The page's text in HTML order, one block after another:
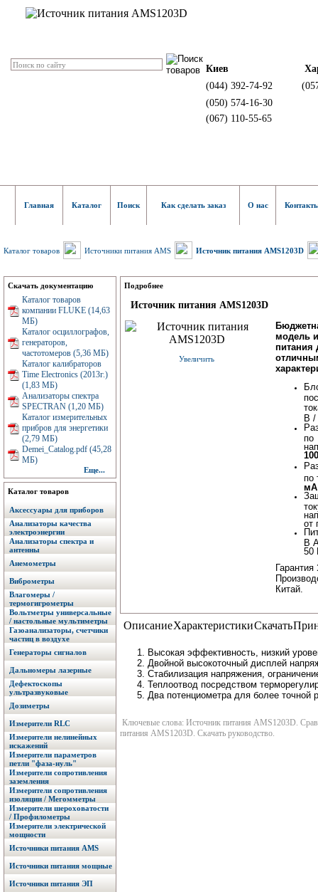
Киев
(044) 392-74-92
(050) 574-16-30
(067) 110-55-65
Главная Каталог Поиск Как сделать заказ О нас
Каталог товаров Источники питания AMS Источник питания AMS1203D
Скачать документацию
Каталог товаров
компании FLUKE (14,63
МБ)
Каталог осциллографов,
генераторов,
частотомеров (5,36 МБ)
Каталог калибраторов
Time Electronics (2013г.)
(1,83 МБ)
Анализаторы спектра
SPECTRAN (1,20 МБ)
Каталог измерительных
прибров для энергетики
(2,79 МБ)
Demei_Catalog.pdf (45,28
МБ)
Еще...
Каталог товаров
Аксессуары для приборов
Анализаторы качества
электроэнергии
Анализаторы спектра и
антенны
Анемометры
Виброметры
Влагомеры /
термогигрометры
Вольтметры универсальные
/ настольные мультиметры
Газоанализаторы, счетчики
частиц в воздухе
Генераторы сигналов
Дальномеры лазерные
Дефектоскопы
ультразвуковые
Дозиметры
Измерители RLC
Измерители нелинейных
искажений
Измерители параметров
петли "фаза-нуль"
Измерители сопротивления
заземления
Измерители сопротивления
изоляции / Мегомметры
Измерители шероховатости
/ Профилометры
Измерители электрической
мощности
Источники питания AMS
Источники питания мощные
Источники питания ЭП
Подробнее
Источник питания AMS1203D
Увеличить
модель
питания
В /
по
по
мА
от
В
50
Гарантия
Китай.
ОписаниеХарактеристикиСкачать
1. Высокая эффективность, низкий
2. Двойной высокоточный дисплей
3. Стабилизация напряжения,
4. Теплоотвод посредством
5. Два потенциометра для более точной
Ключевые слова: Источник питания AMS1203D.
питания AMS1203D. Скачать руководство.